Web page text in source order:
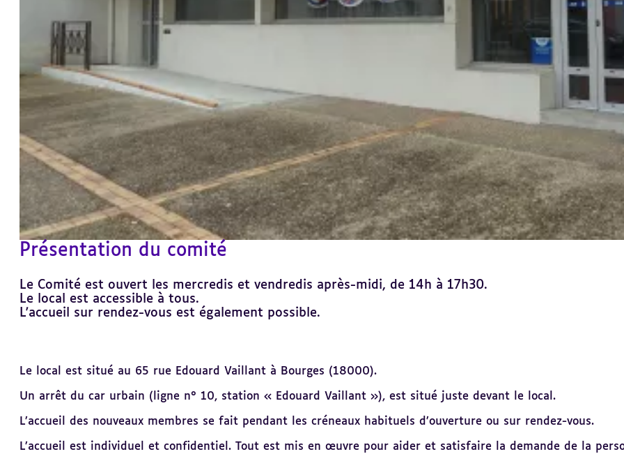
Présentation du comité
Le Comité est ouvert les mercredis et vendredis après-midi, de 14h à 17h30.
Le local est accessible à tous.
L'accueil sur rendez-vous est également possible.
Le local est situé au 65 rue Edouard Vaillant à Bourges (18000).
Un arrêt du car urbain (ligne n° 10, station « Edouard Vaillant »), est situé juste devant le local.
L’accueil des nouveaux membres se fait pendant les créneaux habituels d’ouverture ou sur rendez-vous.
L’accueil est individuel et confidentiel. Tout est mis en œuvre pour aider et satisfaire la demande de la
au